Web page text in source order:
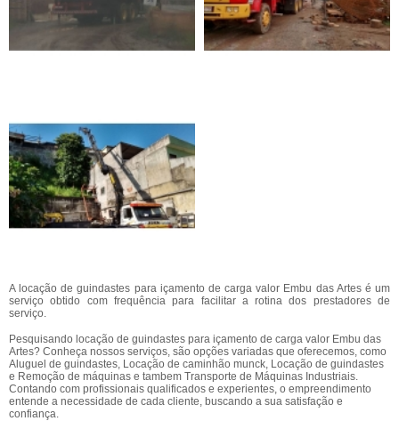
A locação de guindastes para içamento de carga valor Embu das Artes é um
serviço obtido com frequência para facilitar a rotina dos prestadores de
serviço.
Pesquisando locação de guindastes para içamento de carga valor Embu das
Artes? Conheça nossos serviços, são opções variadas que oferecemos, como
Aluguel de guindastes, Locação de caminhão munck, Locação de guindastes
e Remoção de máquinas e tambem Transporte de Máquinas Industriais.
Contando com profissionais qualificados e experientes, o empreendimento
entende a necessidade de cada cliente, buscando a sua satisfação e
confiança.